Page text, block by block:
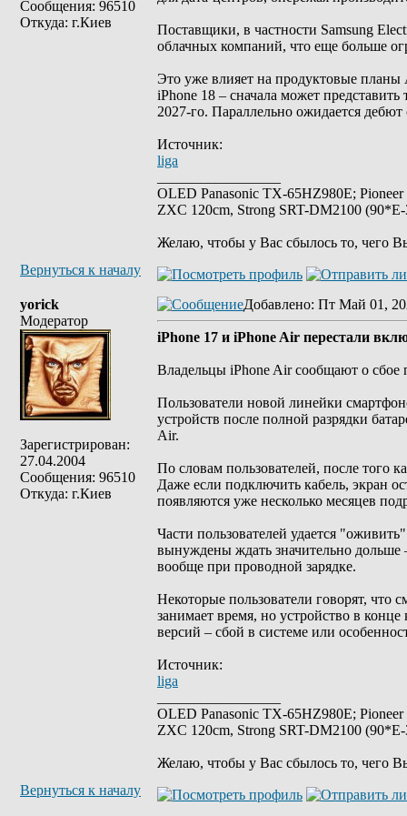
Сообщения: 96510
Откуда: г.Киев
Поставщики, в частности Samsung
облачных компаний, что еще больше
Это уже влияет на продуктовые
iPhone 18 – сначала может
2027-го. Параллельно ожидается дебют
Источник:
liga
OLED Panasonic TX-65HZ980E;
ZXC 120cm, Strong SRT-DM2100
Желаю, чтобы у Вас сбылось то, чего
Вернуться к началу
yorick
Модератор
Зарегистрирован:
27.04.2004
Сообщения: 96510
Откуда: г.Киев
Добавлено: Пт Май 01,
iPhone 17 и iPhone Air перестали
Владельцы iPhone Air сообщают о сбое
Пользователи новой линейки
устройств после полной разрядки
Air.
По словам пользователей, после того
Даже если подключить кабель, экран
появляются уже несколько месяцев
Части пользователей удается
вынуждены ждать значительно дольше
вообще при проводной зарядке.
Некоторые пользователи говорят, что
занимает время, но устройство в
версий – сбой в системе или
Источник:
liga
OLED Panasonic TX-65HZ980E;
ZXC 120cm, Strong SRT-DM2100
Желаю, чтобы у Вас сбылось то, чего
Вернуться к началу